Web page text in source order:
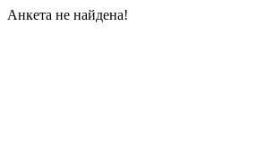
Анкета не найдена!